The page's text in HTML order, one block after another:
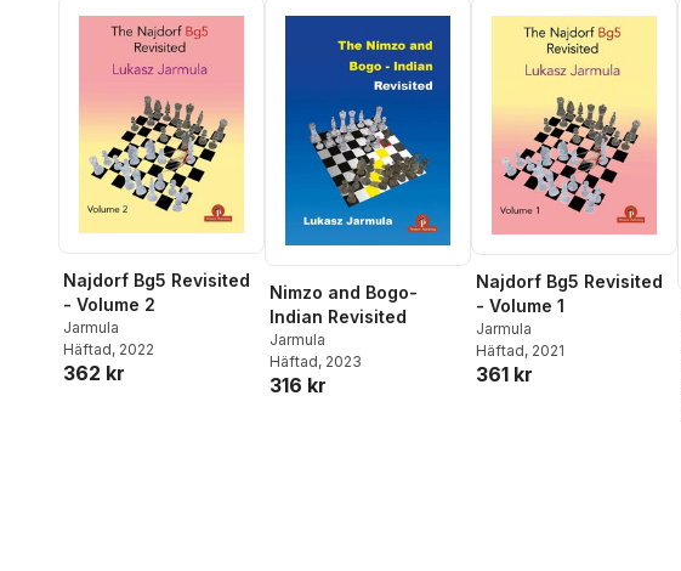
Najdorf Bg5 Revisited
- Volume 2
Jarmula
Häftad, 2022
362 kr
Nimzo and Bogo-
Indian Revisited
Jarmula
Häftad, 2023
316 kr
Najdorf Bg5 Revisited
- Volume 1
Jarmula
Häftad, 2021
361 kr